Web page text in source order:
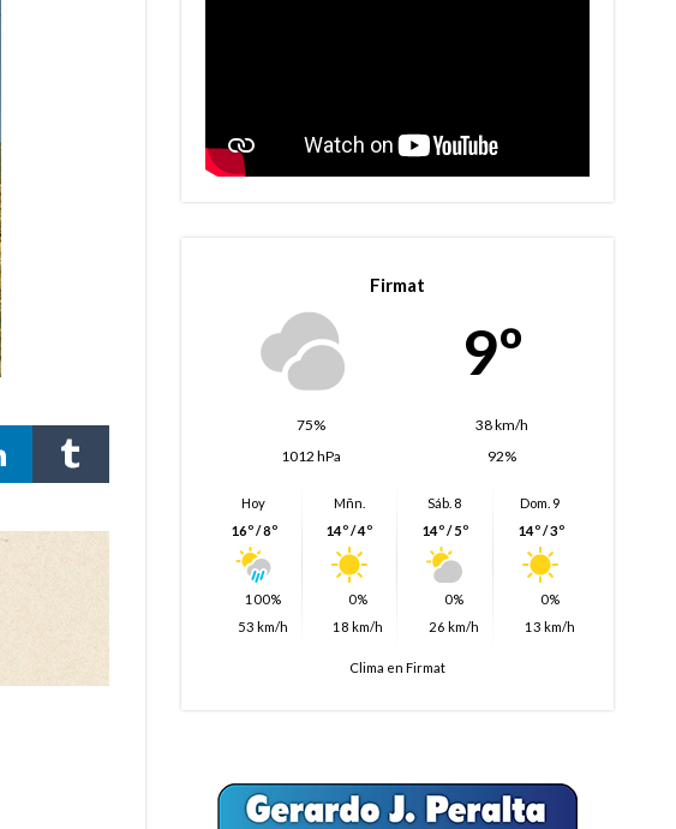
Firmat
9º
75%
38 km/h
1012 hPa
92%
Hoy
16º / 8º
100%
53 km/h
Mñn.
14º / 4º
0%
18 km/h
Sáb. 8
14º / 5º
0%
26 km/h
Dom. 9
14º / 3º
0%
13 km/h
Clima en Firmat